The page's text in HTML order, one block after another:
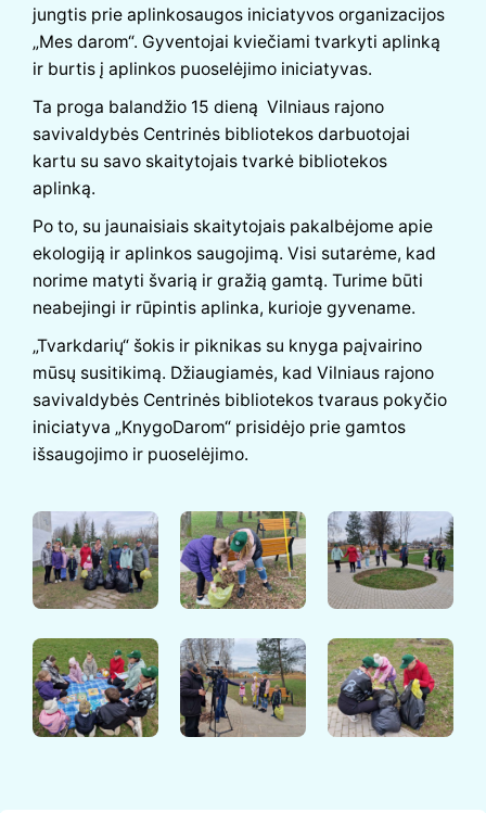
jungtis prie aplinkosaugos iniciatyvos organizacijos
„Mes darom“. Gyventojai kviečiami tvarkyti aplinką
ir burtis į aplinkos puoselėjimo iniciatyvas.
Ta proga balandžio 15 dieną Vilniaus rajono
savivaldybės Centrinės bibliotekos darbuotojai
kartu su savo skaitytojais tvarkė bibliotekos
aplinką.
Po to, su jaunaisiais skaitytojais pakalbėjome apie
ekologiją ir aplinkos saugojimą. Visi sutarėme, kad
norime matyti švarią ir gražią gamtą. Turime būti
neabejingi ir rūpintis aplinka, kurioje gyvename.
„Tvarkdarių“ šokis ir piknikas su knyga paįvairino
mūsų susitikimą. Džiaugiamės, kad Vilniaus rajono
savivaldybės Centrinės bibliotekos tvaraus pokyčio
iniciatyva „KnygoDarom“ prisidėjo prie gamtos
išsaugojimo ir puoselėjimo.